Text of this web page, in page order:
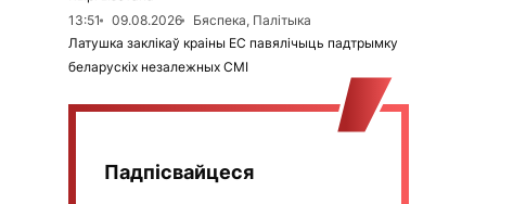
13:51
09.08.2026
Бяспека, Палітыка
Латушка заклікаў краіны ЕС павялічыць падтрымку
беларускіх незалежных СМІ
Падпісвайцеся